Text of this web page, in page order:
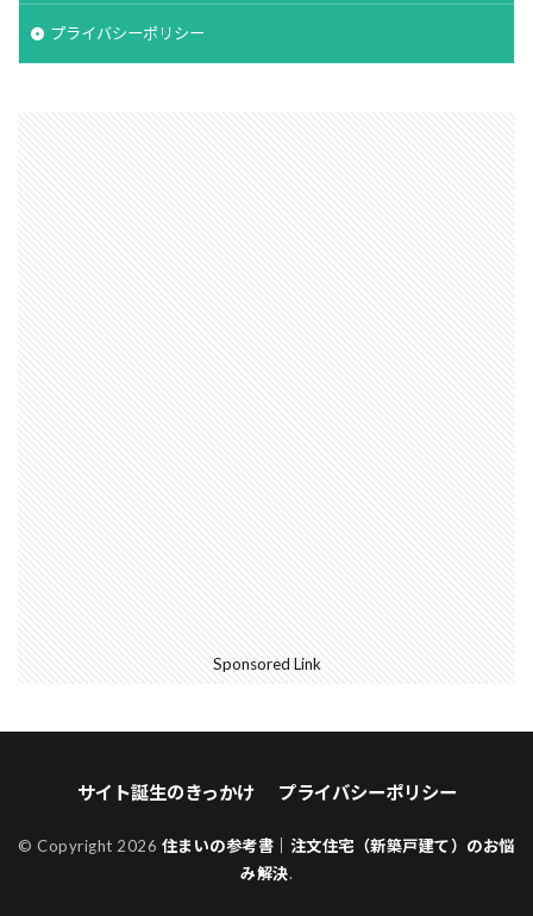
プライバシーポリシー
Sponsored Link
サイト誕生のきっかけ プライバシーポリシー
© Copyright 2026 住まいの参考書｜注文住宅（新築戸建て）のお悩
み解決.